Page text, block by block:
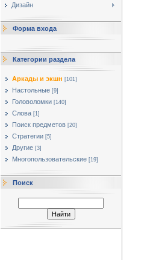
Дизайн
Форма входа
Категории раздела
Аркады и экшн [101]
Настольные [9]
Головоломки [140]
Слова [1]
Поиск предметов [20]
Стратегии [5]
Другие [3]
Многопользовательские [19]
Поиск